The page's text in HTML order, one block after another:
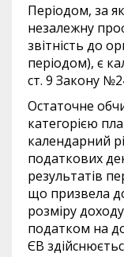
Періодом, за
незалежну
звітність до
періодом), є
ст. 9 Закону
Остаточне
категорією
календарний
податкових
результатів
що призвела
розміру
податком на
ЄВ